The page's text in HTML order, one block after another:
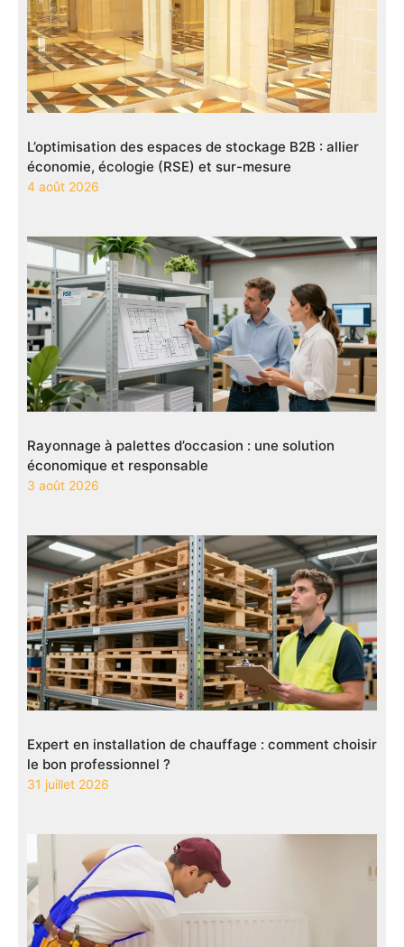
L’optimisation des espaces de stockage B2B : allier
économie, écologie (RSE) et sur-mesure
4 août 2026
Rayonnage à palettes d’occasion : une solution
économique et responsable
3 août 2026
Expert en installation de chauffage : comment choisir
le bon professionnel ?
31 juillet 2026